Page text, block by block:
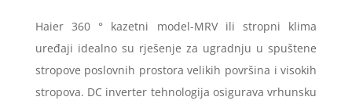
Haier 360 ° kazetni model-MRV ili stropni klima
uređaji idealno su rješenje za ugradnju u spuštene
stropove poslovnih prostora velikih površina i visokih
stropova. DC inverter tehnologija osigurava vrhunsku